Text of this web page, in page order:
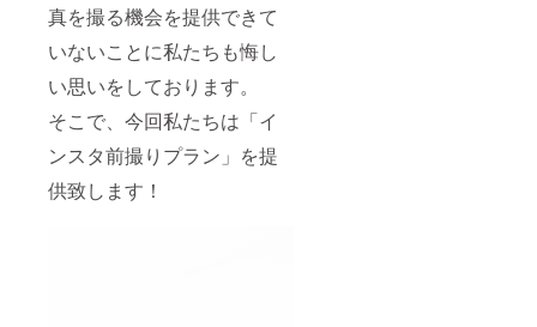
真を撮る機会を提供できて
いないことに私たちも悔し
い思いをしております。
そこで、今回私たちは「イ
ンスタ前撮りプラン」を提
供致します！